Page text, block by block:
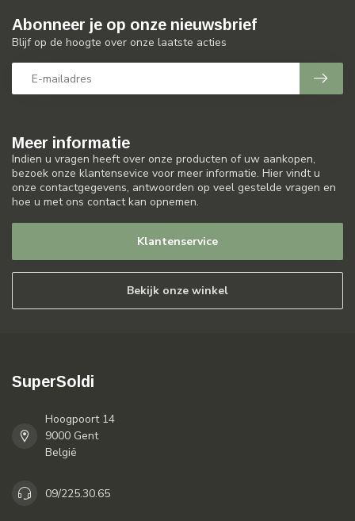
Meer informatie
Indien u vragen heeft over onze producten of uw aankopen,
bezoek onze klantensevice voor meer informatie. Hier vindt u
onze contactgegevens, antwoorden op veel gestelde vragen en
hoe u met ons contact kan opnemen.
Klantenservice
Bekijk onze winkel
Abonneer je op onze nieuwsbrief
Blijf op de hoogte over onze laatste acties
SuperSoldi
Hoogpoort 14
9000 Gent
België
09/225.30.65